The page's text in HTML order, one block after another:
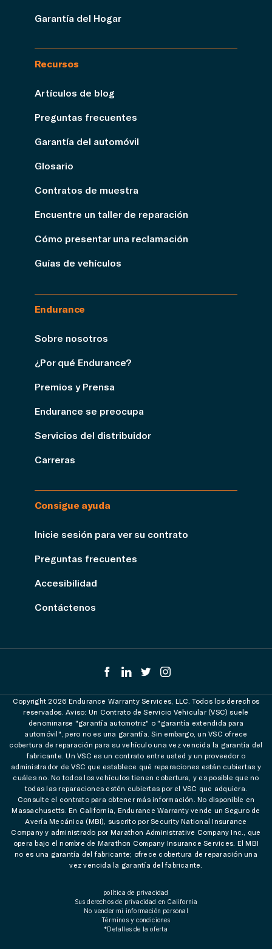
Garantía del Hogar
Recursos
Artículos de blog
Preguntas frecuentes
Garantía del automóvil
Glosario
Contratos de muestra
Encuentre un taller de reparación
Cómo presentar una reclamación
Guías de vehículos
Endurance
Sobre nosotros
¿Por qué Endurance?
Premios y Prensa
Endurance se preocupa
Servicios del distribuidor
Carreras
Consigue ayuda
Inicie sesión para ver su contrato
Preguntas frecuentes
Accesibilidad
Contáctenos
Copyright 2026 Endurance Warranty Services, LLC. Todos los derechos
reservados. Aviso: Un Contrato de Servicio Vehicular (VSC) suele
denominarse "garantía automotriz" o "garantía extendida para
automóvil", pero no es una garantía. Sin embargo, un VSC ofrece
cobertura de reparación para su vehículo una vez vencida la garantía del
fabricante. Un VSC es un contrato entre usted y un proveedor o
administrador de VSC que establece qué reparaciones están cubiertas y
cuáles no. No todos los vehículos tienen cobertura, y es posible que no
todas las reparaciones estén cubiertas por el VSC que adquiera.
Consulte el contrato para obtener más información. No disponible en
Massachusetts. En California, Endurance Warranty vende un Seguro de
Avería Mecánica (MBI), suscrito por Security National Insurance
Company y administrado por Marathon Administrative Company Inc., que
opera bajo el nombre de Marathon Company Insurance Services. El MBI
no es una garantía del fabricante; ofrece cobertura de reparación una
vez vencida la garantía del fabricante.
política de privacidad
Sus derechos de privacidad en California
No vender mi información personal
Términos y condiciones
*Detalles de la oferta